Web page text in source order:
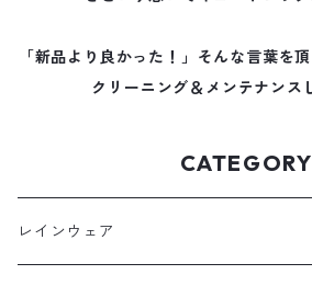
「新品より良かった！」そんな言葉を
クリーニング＆メンテナンス
CATEGORY
レインウェア